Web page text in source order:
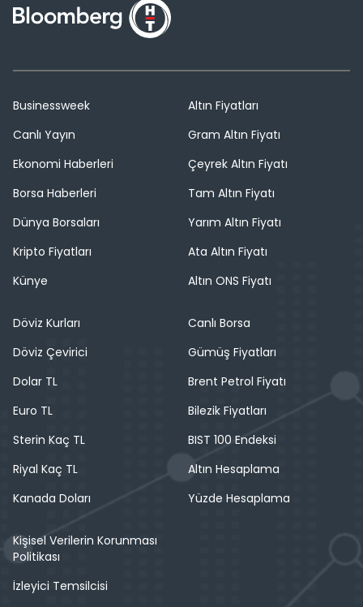
Businessweek
Canlı Yayın
Ekonomi Haberleri
Borsa Haberleri
Dünya Borsaları
Kripto Fiyatları
Künye
Altın Fiyatları
Gram Altın Fiyatı
Çeyrek Altın Fiyatı
Tam Altın Fiyatı
Yarım Altın Fiyatı
Ata Altın Fiyatı
Altın ONS Fiyatı
Döviz Kurları
Döviz Çevirici
Dolar TL
Euro TL
Sterin Kaç TL
Riyal Kaç TL
Kanada Doları
Canlı Borsa
Gümüş Fiyatları
Brent Petrol Fiyatı
Bilezik Fiyatları
BIST 100 Endeksi
Altın Hesaplama
Yüzde Hesaplama
Kişisel Verilerin Korunması
Politikası
İzleyici Temsilcisi